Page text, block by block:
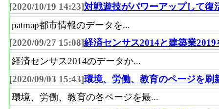
[2020/10/19 14:23]対戦遊技がパワーアップして復
patmap都市情報のデータを...
[2020/09/27 15:08]経済センサス2014と建築業2019
経済センサス2014のデータか...
[2020/09/03 15:43]環境、労働、教育のページを刷
環境、労働、教育の各ページを最...